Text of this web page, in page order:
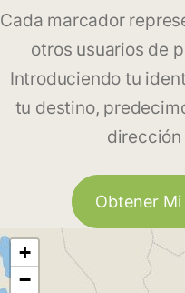
Cada marcador
otros usuarios de
Introduciendo tu
tu destino,
dirección
Obtener
+
−